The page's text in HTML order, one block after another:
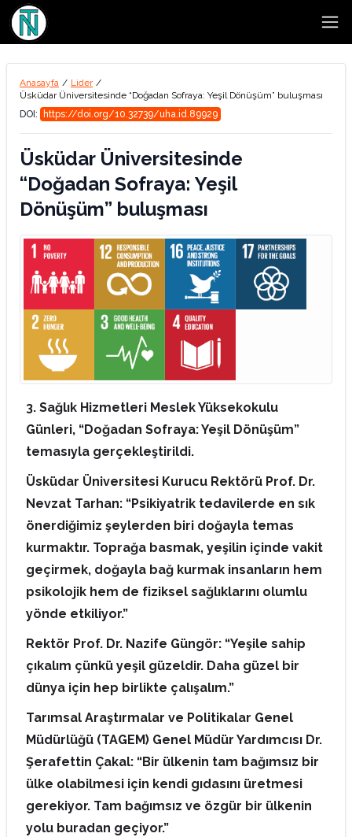
Anasayfa / Lider /
Üsküdar Üniversitesinde “Doğadan Sofraya: Yeşil Dönüşüm” buluşması
DOI:
https://doi.org/10.32739/uha.id.89929
Üsküdar Üniversitesinde
“Doğadan Sofraya: Yeşil
Dönüşüm” buluşması
3. Sağlık Hizmetleri Meslek Yüksekokulu
Günleri, “Doğadan Sofraya: Yeşil Dönüşüm”
temasıyla gerçekleştirildi.
Üsküdar Üniversitesi Kurucu Rektörü Prof. Dr.
Nevzat Tarhan: “Psikiyatrik tedavilerde en sık
önerdiğimiz şeylerden biri doğayla temas
kurmaktır. Toprağa basmak, yeşilin içinde vakit
geçirmek, doğayla bağ kurmak insanların hem
psikolojik hem de fiziksel sağlıklarını olumlu
yönde etkiliyor.”
Rektör Prof. Dr. Nazife Güngör: “Yeşile sahip
çıkalım çünkü yeşil güzeldir. Daha güzel bir
dünya için hep birlikte çalışalım.”
Tarımsal Araştırmalar ve Politikalar Genel
Müdürlüğü (TAGEM) Genel Müdür Yardımcısı Dr.
Şerafettin Çakal: “Bir ülkenin tam bağımsız bir
ülke olabilmesi için kendi gıdasını üretmesi
gerekiyor. Tam bağımsız ve özgür bir ülkenin
yolu buradan geçiyor.”